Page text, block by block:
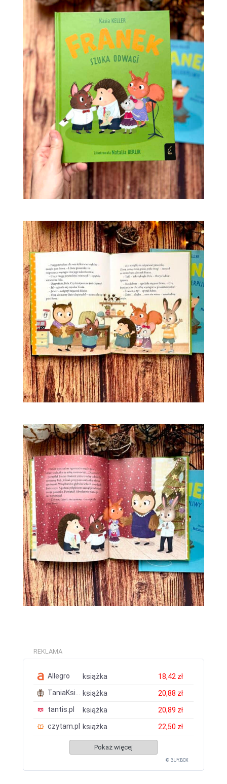
REKLAMA
Allegro książka
18,42 zł
TaniaKsiazka.pl
książka
20,88 zł
tantis.pl
książka
20,89 zł
czytam.pl
książka 22,50 zł
Pokaż więcej
© BUY.BOX